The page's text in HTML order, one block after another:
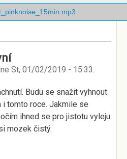
St, 01/02/2019 - 15:33.
Budu se snažit vyhnout
i tomto roce. Jakmile se
ihned se pro jistotu vyleju
mozek čistý.